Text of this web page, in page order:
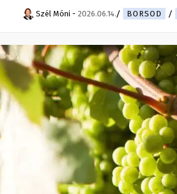
Szél Móni - 2026.06.14. BORSOD